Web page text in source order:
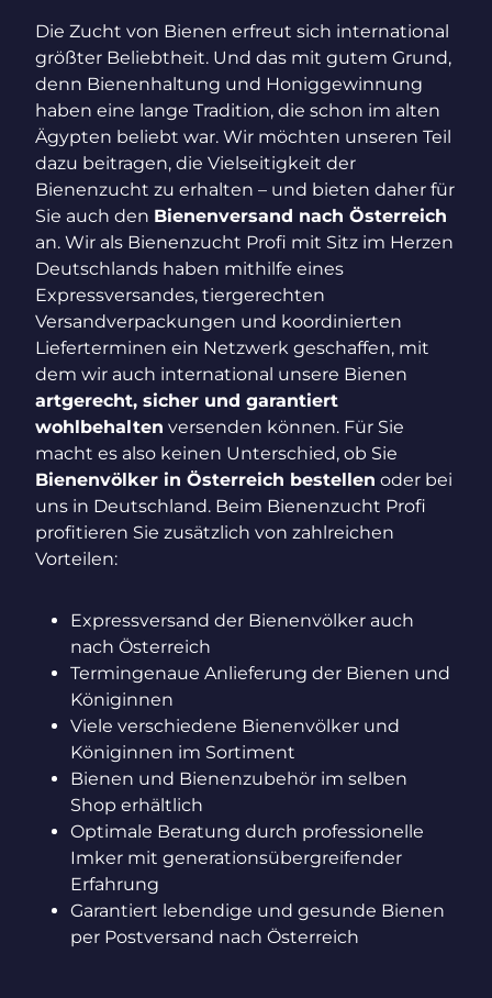
Die Zucht von Bienen erfreut sich international
größter Beliebtheit. Und das mit gutem Grund,
denn Bienenhaltung und Honiggewinnung
haben eine lange Tradition, die schon im alten
Ägypten beliebt war. Wir möchten unseren Teil
dazu beitragen, die Vielseitigkeit der
Bienenzucht zu erhalten – und bieten daher für
Sie auch den Bienenversand nach Österreich
an. Wir als Bienenzucht Profi mit Sitz im Herzen
Deutschlands haben mithilfe eines
Expressversandes, tiergerechten
Versandverpackungen und koordinierten
Lieferterminen ein Netzwerk geschaffen, mit
dem wir auch international unsere Bienen
artgerecht, sicher und garantiert
wohlbehalten versenden können. Für Sie
macht es also keinen Unterschied, ob Sie
Bienenvölker in Österreich bestellen oder bei
uns in Deutschland. Beim Bienenzucht Profi
profitieren Sie zusätzlich von zahlreichen
Vorteilen:
Expressversand der Bienenvölker auch
nach Österreich
Termingenaue Anlieferung der Bienen und
Königinnen
Viele verschiedene Bienenvölker und
Königinnen im Sortiment
Bienen und Bienenzubehör im selben
Shop erhältlich
Optimale Beratung durch professionelle
Imker mit generationsübergreifender
Erfahrung
Garantiert lebendige und gesunde Bienen
per Postversand nach Österreich